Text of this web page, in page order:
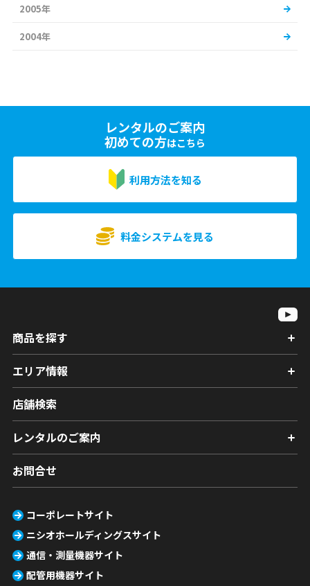
2005年
2004年
レンタルのご案内
初めての方はこちら
利用方法を知る
料金システムを見る
商品を探す
エリア情報
店舗検索
レンタルのご案内
お問合せ
コーポレートサイト
ニシオホールディングスサイト
通信・測量機器サイト
配管用機器サイト